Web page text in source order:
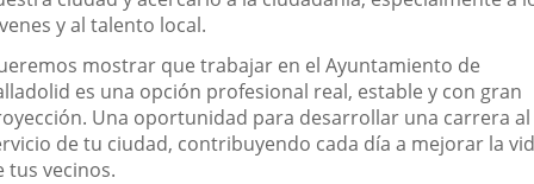
y al talento local.
mostrar que trabajar en el Ayuntamiento de
es una opción profesional real, estable y con gran
Una oportunidad para desarrollar una carrera al
de tu ciudad, contribuyendo cada día a mejorar la
tus vecinos.